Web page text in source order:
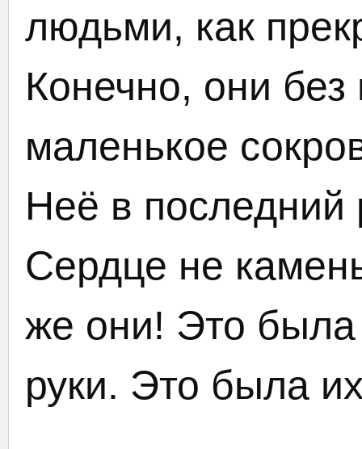
людьми, как
Конечно, они
маленькое
Неё в последний
Сердце не
же они! Это была
руки. Это была